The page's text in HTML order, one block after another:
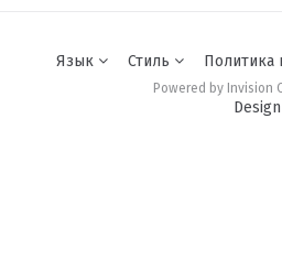
Язык Стиль Политика
Powered by Invision